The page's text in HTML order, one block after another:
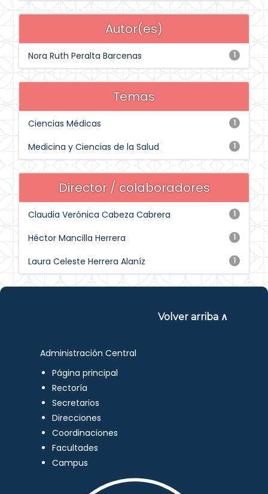
Autor(es)
1
Nora Ruth Peralta Barcenas
Temas
1
Ciencias Médicas
1
Medicina y Ciencias de la Salud
Director / colaboradores
1
Claudia Verónica Cabeza Cabrera
1
Héctor Mancilla Herrera
1
Laura Celeste Herrera Alaníz
Volver arriba ∧
Administración Central
Página principal
Rectoría
Secretarios
Direcciones
Coordinaciones
Facultades
Campus